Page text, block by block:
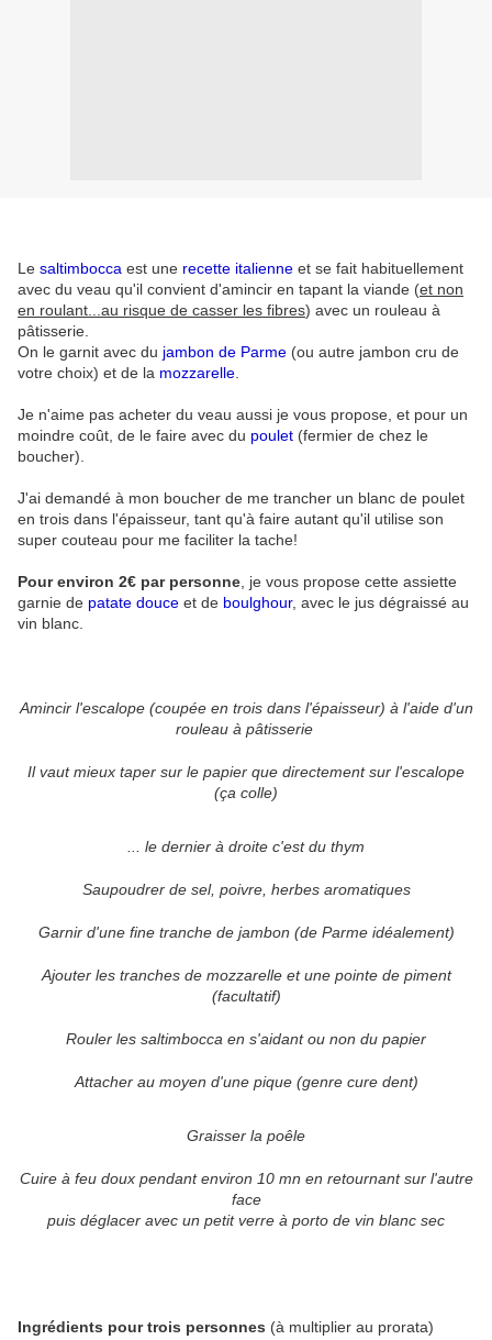
Le saltimbocca est une recette italienne et se fait habituellement
avec du veau qu'il convient d'amincir en tapant la viande (et non
en roulant...au risque de casser les fibres) avec un rouleau à
pâtisserie.
On le garnit avec du jambon de Parme (ou autre jambon cru de
votre choix) et de la mozzarelle
Je n'aime pas acheter du veau aussi je vous propose, et pour un
moindre coût, de le faire avec du poulet (fermier de chez le
boucher).
J'ai demandé à mon boucher de me trancher un blanc de poulet
en trois dans l'épaisseur, tant qu'à faire autant qu'il utilise son
super couteau pour me faciliter la tache!
Pour environ 2€ par personne , je vous propose cette assiette
garnie de patate douce et de boulghour, avec le jus dégraissé au
vin blanc.
Amincir l'escalope (coupée en trois dans l'épaisseur) à l'aide d'un
rouleau à pâtisserie
Il vaut mieux taper sur le papier que directement sur l'escalope
(ça colle)
... le dernier à droite c'est du thym
Saupoudrer de sel, poivre, herbes aromatiques
Garnir d'une fine tranche de jambon (de Parme idéalement)
Ajouter les tranches de mozzarelle et une pointe de piment
(facultatif)
Rouler les saltimbocca en s'aidant ou non du papier
Attacher au moyen d'une pique (genre cure dent)
Graisser la poêle
Cuire à feu doux pendant environ 10 mn en retournant sur l'autre
face
puis déglacer avec un petit verre à porto de vin blanc sec
Ingrédients pour trois personnes (à multiplier au prorata)